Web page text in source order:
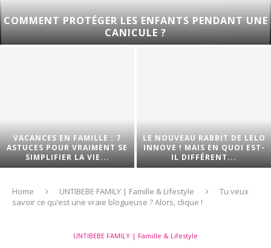
COMMENT PROTÉGER LES ENFANTS PENDANT UNE
CANICULE ?
VACANCES EN FAMILLE : 7
ASTUCES POUR VRAIMENT SE
SIMPLIFIER LA VIE...
LE NOUVEAU RABBIT DE LELO
INNOVE ! MAIS EN QUOI EST-
IL DIFFÉRENT...
Home UNTIBEBE FAMILY | Famille & Lifestyle
Tu veux
savoir ce qu’est une vraie blogueuse ? Alors, clique !
UNTIBEBE FAMILY | Famille & Lifestyle